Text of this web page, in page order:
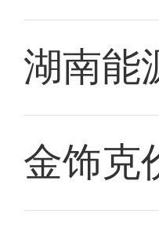
湖南能
金饰克